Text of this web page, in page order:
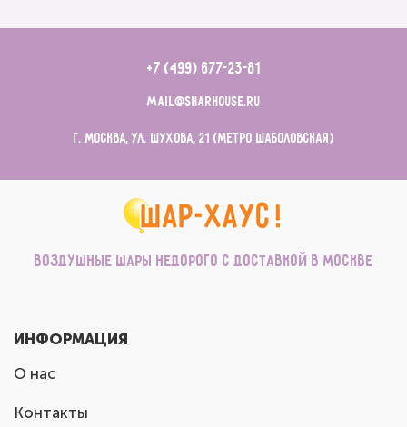
+7 (499) 677-23-81
mail@sharhouse.ru
г. Москва, ул. Шухова, 21 (метро Шаболовская)
Воздушные шары недорого с доставкой в Москве
ИНФОРМАЦИЯ
О нас
Контакты